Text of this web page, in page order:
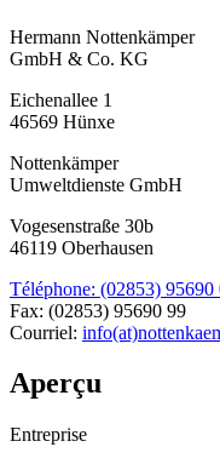
Hermann Nottenkämper
GmbH & Co. KG
Eichenallee 1
46569 Hünxe
Nottenkämper
Umweltdienste GmbH
Vogesenstraße 30b
46119 Oberhausen
Téléphone: (02853) 95690
Fax: (02853) 95690 99
Courriel:
Aperçu
Entreprise